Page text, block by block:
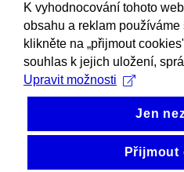
K vyhodnocování tohoto
obsahu a reklam
klikněte na „přijmout
souhlas k jejich uložení,
Upravit možnosti
Jen
Přijmout